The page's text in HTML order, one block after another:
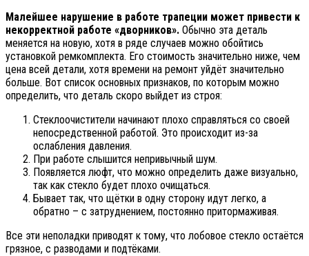
Малейшее нарушение в работе трапеции может привести к
некорректной работе «дворников». Обычно эта деталь
меняется на новую, хотя в ряде случаев можно обойтись
установкой ремкомплекта. Его стоимость значительно ниже, чем
цена всей детали, хотя времени на ремонт уйдёт значительно
больше. Вот список основных признаков, по которым можно
определить, что деталь скоро выйдет из строя:
Стеклоочистители начинают плохо справляться со своей
непосредственной работой. Это происходит из-за
ослабления давления.
При работе слышится непривычный шум.
Появляется люфт, что можно определить даже визуально,
так как стекло будет плохо очищаться.
Бывает так, что щётки в одну сторону идут легко, а
обратно – с затруднением, постоянно притормаживая.
Все эти неполадки приводят к тому, что лобовое стекло остаётся
грязное, с разводами и подтёками.